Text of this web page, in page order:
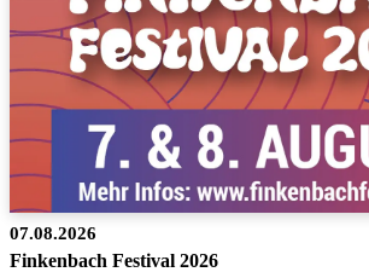
07.08.2026
Finkenbach Festival 2026